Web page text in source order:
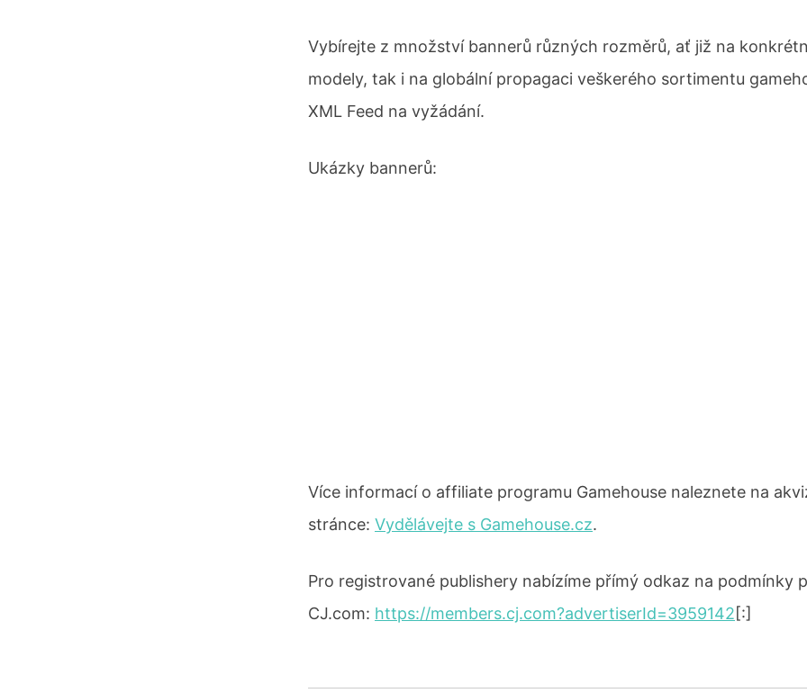
Vybírejte z množství bannerů různých rozměrů, ať již na
modely, tak i na globální propagaci veškerého sortimentu
XML Feed na vyžádání.
Ukázky bannerů:
Více informací o affiliate programu Gamehouse naleznete na
stránce: Vydělávejte s Gamehouse.cz.
Pro registrované publishery nabízíme přímý odkaz na podmínky
CJ.com: https://members.cj.com?advertiserId=3959142[:]